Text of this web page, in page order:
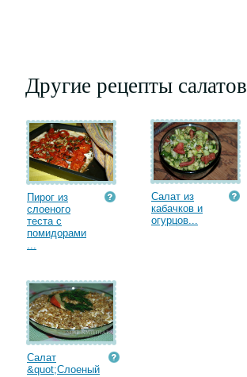
Другие рецепты салатов
Пирог из
слоеного
теста с
помидорами
...
Салат из
кабачков и
огурцов...
Салат
&quot;Слоеный